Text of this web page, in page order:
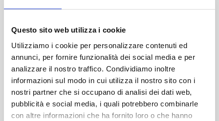
Questo sito web utilizza i cookie
Utilizziamo i cookie per personalizzare contenuti ed
annunci, per fornire funzionalità dei social media e per
analizzare il nostro traffico. Condividiamo inoltre
informazioni sul modo in cui utilizza il nostro sito con i
nostri partner che si occupano di analisi dei dati web,
pubblicità e social media, i quali potrebbero combinarle
con altre informazioni che ha fornito loro o che hanno
Larghezza (mm):81
Quantità per imballo (ordine minimo 1 collo):1327
Cod.: VCP180
Please select the address you want to ship to